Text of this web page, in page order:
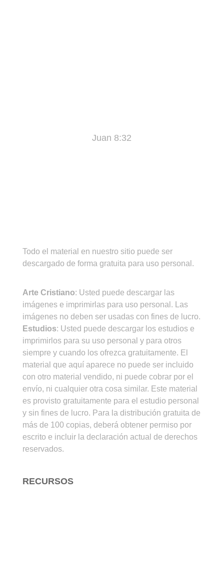
Juan 8:32
Todo el material en nuestro sitio puede ser
descargado de forma gratuita para uso personal.
Arte Cristiano: Usted puede descargar las
imágenes e imprimirlas para uso personal. Las
imágenes no deben ser usadas con fines de lucro.
Estudios: Usted puede descargar los estudios e
imprimirlos para su uso personal y para otros
siempre y cuando los ofrezca gratuitamente. El
material que aquí aparece no puede ser incluido
con otro material vendido, ni puede cobrar por el
envío, ni cualquier otra cosa similar. Este material
es provisto gratuitamente para el estudio personal
y sin fines de lucro. Para la distribución gratuita de
más de 100 copias, deberá obtener permiso por
escrito e incluir la declaración actual de derechos
reservados.
RECURSOS